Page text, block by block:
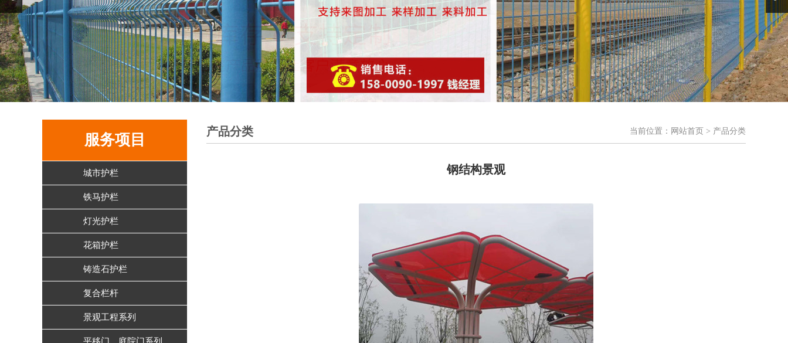
服务项目
城市护栏
铁马护栏
灯光护栏
花箱护栏
铸造石护栏
复合栏杆
景观工程系列
产品分类 当前位置： 网站首页 > 产品分类
钢结构景观